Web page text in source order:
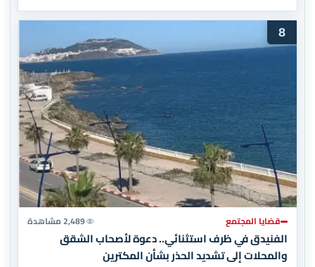
8
قضايا المجتمع 2,489 مشاهدة
الفنيدق في ظرف استثنائي.. دعوة لأصحاب الشقق
والمحلات إلى تشديد الحذر بشأن المكترين